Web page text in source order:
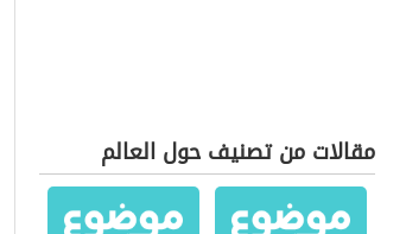
مقالات من تصنيف حول العالم